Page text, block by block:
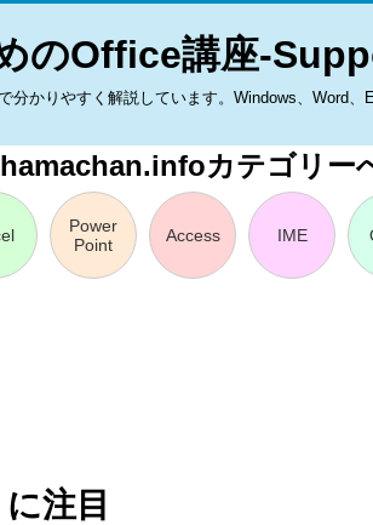
のOffice講座-
分かりやすく解説しています。Windows、Word
hamachan.infoカテゴリー
Power
Point
Access IME
注目